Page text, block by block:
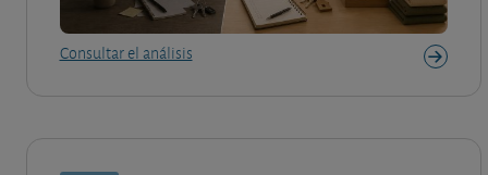
Consultar el análisis